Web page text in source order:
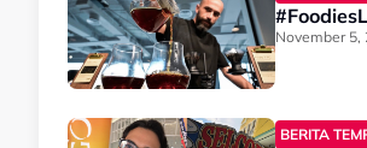
November 5,
BERITA